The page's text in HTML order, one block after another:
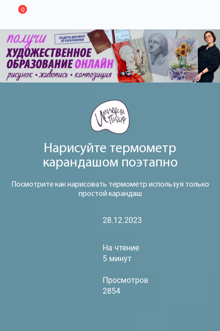
0
Нарисуйте термометр
карандашом поэтапно
Посмотрите как нарисовать термометр используя только
простой карандаш
28.12.2023
На чтение
5 минут
Просмотров
2854